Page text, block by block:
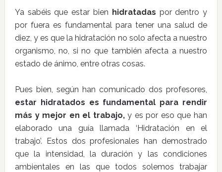
Ya sabéis que estar bien hidratadas por dentro y
por fuera es fundamental para tener una salud de
diez, y es que la hidratación no solo afecta a nuestro
organismo, no, si no que también afecta a nuestro
estado de ánimo, entre otras cosas.
Pues bien, según han comunicado dos profesores,
estar hidratados es fundamental para rendir
más y mejor en el trabajo,y es por eso que han
elaborado una guía llamada ‘Hidratación en el
trabajo’. Estos dos profesionales han demostrado
que la intensidad, la duración y las condiciones
ambientales en las que todos solemos trabajar